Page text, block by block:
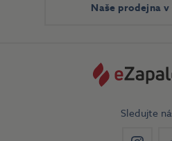
Naše prodejna
Sledujte